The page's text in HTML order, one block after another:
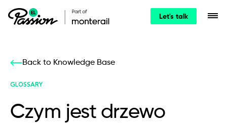
Let's talk
Back to Knowledge Base
GLOSSARY
Czym jest drzewo